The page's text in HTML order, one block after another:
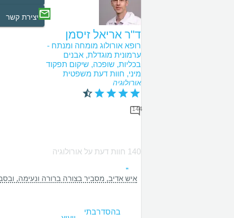
ד"ר אריאל זיסמן
רופא אורולוג מומחה ומנתח -
ערמונית מוגדלת, אבנים
בכליות, שופכה, שיקום תפקוד
מיני, חוות דעת משפטית
אורולוגיה
144
140 חוות דעת על אורולוגיה
איש אדיב, מסביר בצורה ברורה ונעימה,
בהסדרבתי
יצירת קשר